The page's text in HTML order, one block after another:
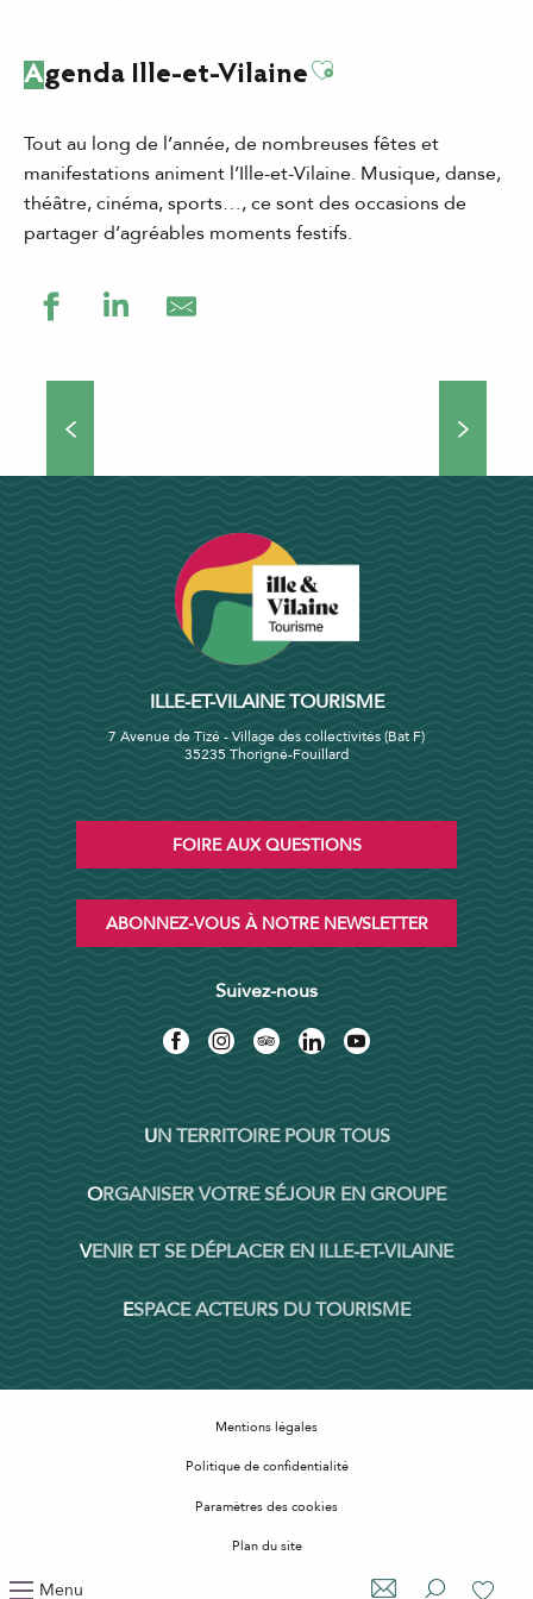
Menu
Agenda Ille-et-VilaineAjouter aux
Tout au long de l’année, de nombreuses fêtes et
manifestations animent l’Ille-et-Vilaine. Musique, danse,
théâtre, cinéma, sports…, ce sont des occasions de
partager d’agréables moments festifs.
Théâtre de rue, concerts, manifestations culturelles et
sportives… Si vous choisissez de venir séjourner en Ille-
DÉCOUVRIR
ILLE-ET-VILAINE TOURISME
7 Avenue de Tizé - Village des collectivités (Bat F)
35235 Thorigné-Fouillard
FOIRE AUX QUESTIONS
ABONNEZ-VOUS À NOTRE NEWSLETTER
Suivez-nous
UN TERRITOIRE POUR TOUS
ORGANISER VOTRE SÉJOUR EN GROUPE
VENIR ET SE DÉPLACER EN ILLE-ET-VILAINE
ESPACE ACTEURS DU TOURISME
Mentions légales
Politique de confidentialité
Paramètres des cookies
Plan du site